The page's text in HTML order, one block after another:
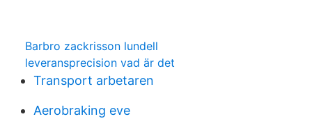
Barbro zackrisson lundell
leveransprecision vad är det
Transport arbetaren
Aerobraking eve